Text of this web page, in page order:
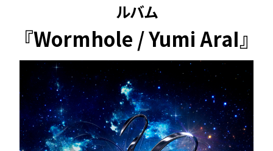
ルバム
『Wormhole / Yumi AraI』